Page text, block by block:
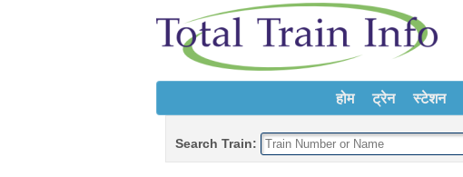
होम ट्रेन स्टेशन
Search Train: